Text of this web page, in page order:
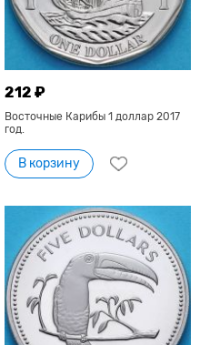
212 ₽
Восточные Карибы 1 доллар 2017
год.
В корзину